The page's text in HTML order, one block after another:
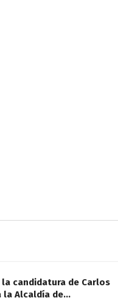
candidatura de Carlos
la Alcaldía de…